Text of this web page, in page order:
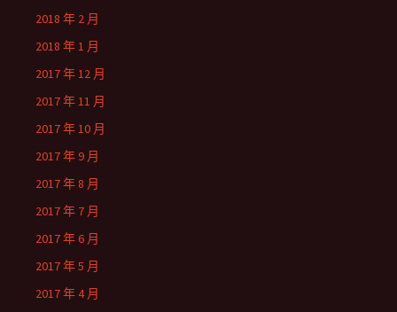
2018 年 2 月
2018 年 1 月
2017 年 12 月
2017 年 11 月
2017 年 10 月
2017 年 9 月
2017 年 8 月
2017 年 7 月
2017 年 6 月
2017 年 5 月
2017 年 4 月